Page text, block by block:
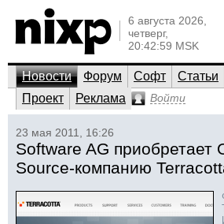
6 августа 2026,
четверг,
20:42:59 MSK
Новости Форум Софт Статьи
Проект
Реклама Войти
23 мая 2011, 16:26
Software AG приобретает
Source-компанию